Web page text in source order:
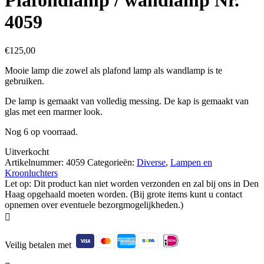
4059
€125,00
Mooie lamp die zowel als plafond lamp als wandlamp is te
gebruiken.
De lamp is gemaakt van volledig messing. De kap is gemaakt van
glas met een marmer look.
Nog 6 op voorraad.
Uitverkocht
Artikelnummer: 4059 Categorieën: Diverse, Lampen en
Kroonluchters
Let op: Dit product kan niet worden verzonden en zal bij ons in Den
Haag opgehaald moeten worden. (Bij grote items kunt u contact
opnemen over eventuele bezorgmogelijkheden.)

Veilig betalen met